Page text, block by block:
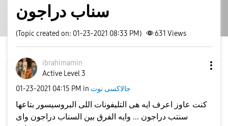
سناب دراجون
(Topic created on: 01-23-2021 08:33 PM) 631 Views
ibrahimamin
Active Level 3
‎01-23-2021 04:15 PM in جالاكسى نوت
كنت عاوز اعرف ايه هى التليفونات اللى البروسيسور بتاعها
سنتب دراجون ... وايه الفرق بين السناب دراجون واى